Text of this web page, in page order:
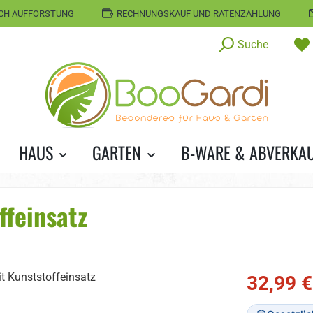
AUFFORSTUNG RECHNUNGSKAUF UND RATENZAHLUNG
Suche
HAUS GARTEN B-WARE &
Verkaufspreis:
32,99 €